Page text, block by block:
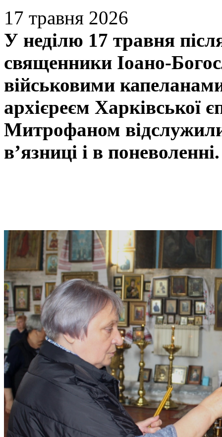
17 травня 2026
У неділю 17 травня
священники Іоано-
військовими
архієреєм Харківської
Митрофаном
в’язниці і в поневоленні.